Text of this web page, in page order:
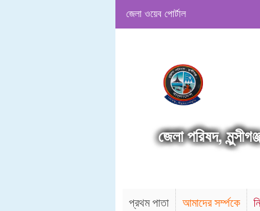
জেলা ওয়েব পোর্টাল
জেলা পরিষদ,
প্রথম পাতা আমাদের সর্ম্পকে